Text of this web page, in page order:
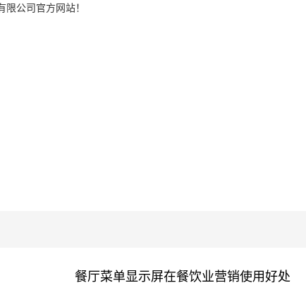
公司官方网站！
餐厅菜单显示屏在餐饮业营销使用好处